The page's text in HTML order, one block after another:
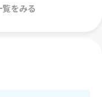
をみる